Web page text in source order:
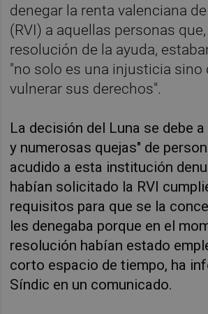
denegar la renta valenciana
(RVI) a aquellas personas
resolución de la ayuda,
"no solo es una injusticia sino
vulnerar sus derechos".
La decisión del Luna se debe
y numerosas quejas" de
acudido a esta institución
habían solicitado la RVI
requisitos para que se la
les denegaba porque en el
resolución habían estado
corto espacio de tiempo, ha
Síndic en un comunicado.